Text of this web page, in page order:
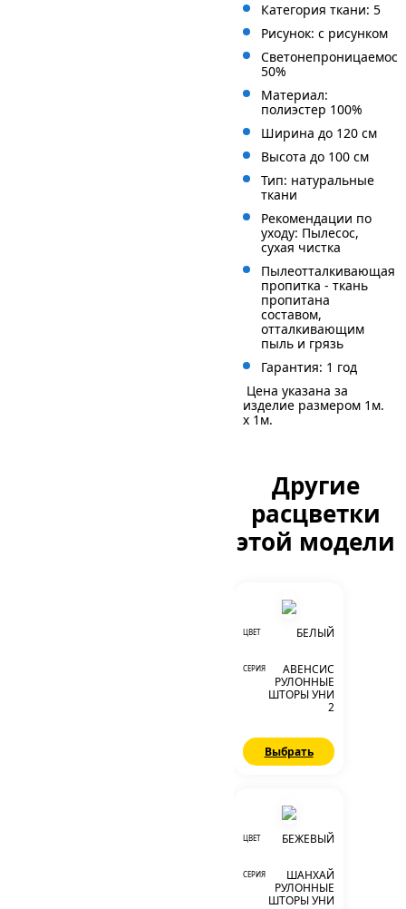
Категория ткани: 5
Рисунок: с рисунком
50%
Материал:
полиэстер 100%
Ширина до 120 см
Высота до 100 см
Тип: натуральные
ткани
Рекомендации по
уходу: Пылесос,
сухая чистка
Пылеотталкивающая
пропитка - ткань
пропитана
составом,
отталкивающим
пыль и грязь
Гарантия: 1 год
Цена указана за
изделие размером 1м.
x 1м.
Другие
расцветки
этой модели
ЦВЕТ БЕЛЫЙ
СЕРИЯ
АВЕНСИС
РУЛОННЫЕ
ШТОРЫ УНИ
2
Выбрать
ЦВЕТ БЕЖЕВЫЙ
СЕРИЯ
ШАНХАЙ
РУЛОННЫЕ
ШТОРЫ УНИ